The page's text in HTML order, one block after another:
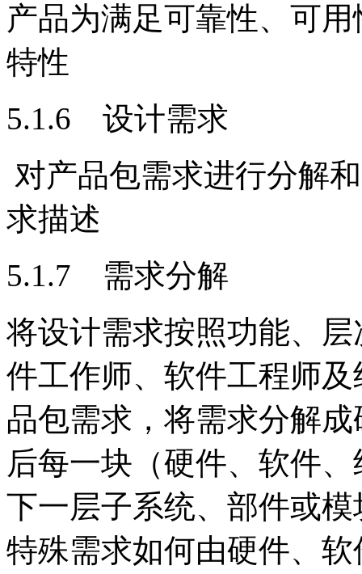
产品为满足可靠性、可
特性
5.1.6 设计需求
对产品包需求进行分解
求描述
5.1.7 需求分解
将设计需求按照功能、
件工作师、软件工程师
品包需求，将需求分解
后每一块（硬件、软件
下一层子系统、部件或
特殊需求如何由硬件、